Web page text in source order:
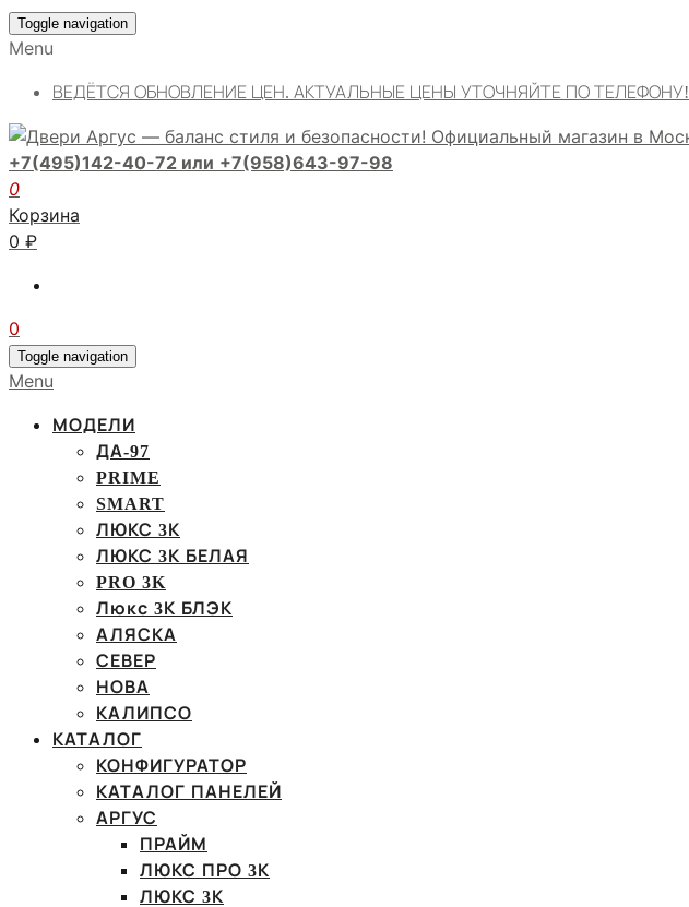
Toggle navigation
Menu
ВЕДЁТСЯ ОБНОВЛЕНИЕ ЦЕН. АКТУАЛЬНЫЕ ЦЕНЫ УТОЧНЯЙТЕ ПО ТЕЛЕФОНУ!
+7(495)142-40-72 или +7(958)643-97-98
0
Корзина
0 ₽
0
Toggle navigation
Menu
МОДЕЛИ
ДА-97
PRIME
SMART
ЛЮКС 3К
ЛЮКС 3К БЕЛАЯ
PRO 3K
Люкс 3К БЛЭК
АЛЯСКА
СЕВЕР
НОВА
КАЛИПСО
КАТАЛОГ
КОНФИГУРАТОР
КАТАЛОГ ПАНЕЛЕЙ
АРГУС
ПРАЙМ
ЛЮКС ПРО 3К
ЛЮКС 3К